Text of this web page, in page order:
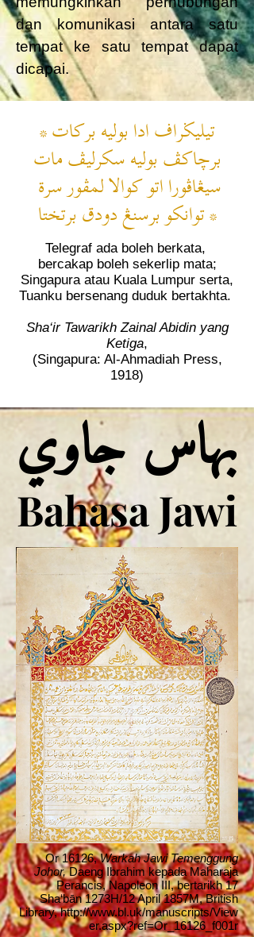
dan komunikasi antara satu
tempat ke satu tempat dapat
dicapai.
تيليݢراف‭ ‬ادا‭ ‬بوليه‭ ‬بركات‭ ‬*
برچاكڤ‭ ‬بوليه‭ ‬سكرليڤ‭ ‬مات
* توانكو‭ ‬برسنڠ‭ ‬دودق‭ ‬برتختا
Telegraf ada boleh berkata,
bercakap boleh sekerlip mata;
Singapura atau Kuala Lumpur serta,
Tuanku bersenang duduk bertakhta.
Sha‘ir Tawarikh Zainal Abidin yang
Ketiga,
(Singapura: Al-Ahmadiah Press,
1918)
بهاس جاوي
بهاس جاوي
Bahasa Jawi
Bahasa Jawi
Or 16126,Warkah Jawi Temenggung
Johor,Daeng Ibrahim kepada Maharaja
Perancis, Napoleon III, bertarikh 17
Sha‘bān 1273H/12 April 1857M,British
Library,http://www.bl.uk/manuscripts/View
er.aspx?ref=Or_16126_f001r